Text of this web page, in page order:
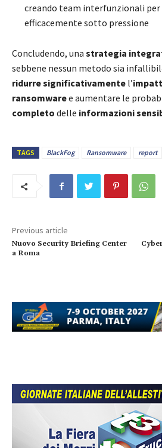
creando team interfunzionali
efficacemente sotto pressione
Concludendo, una strategia
sebbene nessun metodo sia
ridurre significativamente l’
ransomwaree aumentare le
completo delle informazioni
TAGS BlackFog Ransomware report
Previous article
Nuovo Security Briefing Center
a Roma